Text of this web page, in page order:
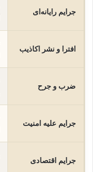
جرایم رایانه‌ای
افترا و نشر اکاذیب
ضرب و جرح
جرایم علیه امنیت
جرایم اقتصادی